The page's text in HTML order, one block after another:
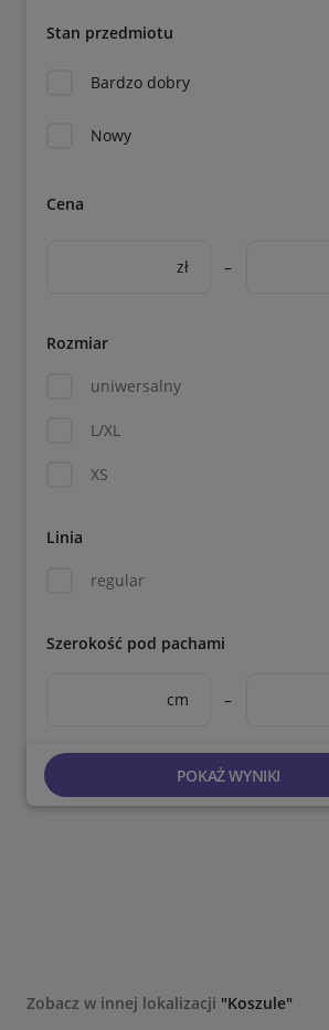
Stan przedmiotu
Bardzo dobry
Nowy
Cena
zł –
Rozmiar
uniwersalny
L/XL
XS
Linia
regular
Szerokość pod pachami
cm –
POKAŻ WYNIKI
Zobacz w innej lokalizacji "Koszule"